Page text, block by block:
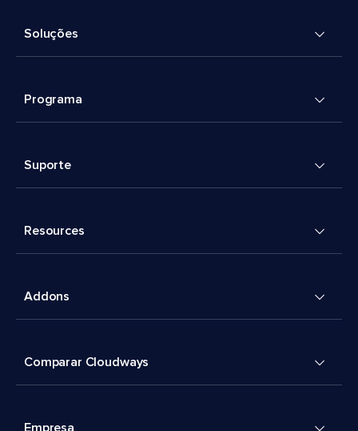
Soluções
Programa
Suporte
Resources
Addons
Comparar Cloudways
Empresa